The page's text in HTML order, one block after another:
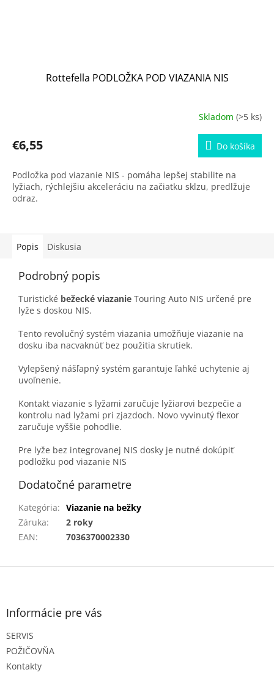
Rottefella PODLOŽKA POD VIAZANIA NIS
Skladom (>5 ks)
€6,55 Do košíka
Podložka pod viazanie NIS - pomáha lepšej stabilite na
lyžiach, rýchlejšiu akceleráciu na začiatku sklzu, predlžuje
odraz.
Popis Diskusia
Podrobný popis
Turistické bežecké viazanie Touring Auto NIS určené pre
lyže s doskou NIS.
Tento revolučný systém viazania umožňuje viazanie na
dosku iba nacvaknúť bez použitia skrutiek.
Vylepšený nášľapný systém garantuje ľahké uchytenie aj
uvoľnenie.
Kontakt viazanie s lyžami zaručuje lyžiarovi bezpečie a
kontrolu nad lyžami pri zjazdoch. Novo vyvinutý flexor
zaručuje vyššie pohodlie.
Pre lyže bez integrovanej NIS dosky je nutné dokúpiť
podložku pod viazanie NIS
Dodatočné parametre
Kategória: Viazanie na bežky
Záruka:
2 roky
EAN: 7036370002330
Z
Informácie pre vás
SERVIS
POŽIČOVŇA
Kontakty